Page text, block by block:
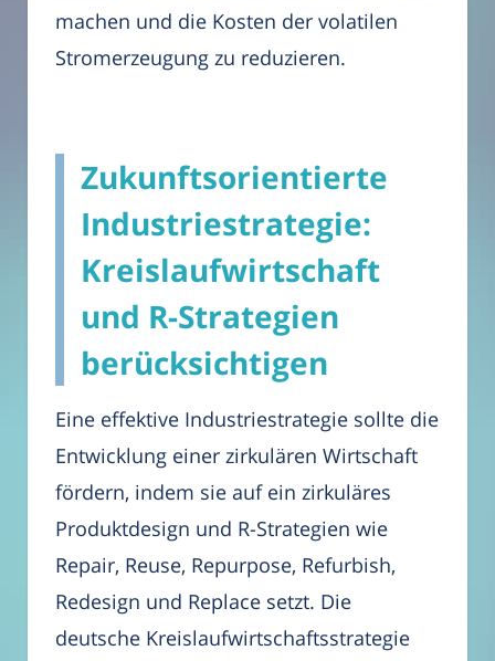
machen und die Kosten der volatilen
Stromerzeugung zu reduzieren.
Zukunftsorientierte
Industriestrategie:
Kreislaufwirtschaft
und R-Strategien
berücksichtigen
Eine effektive Industriestrategie sollte die
Entwicklung einer zirkulären Wirtschaft
fördern, indem sie auf ein zirkuläres
Produktdesign und R-Strategien wie
Repair, Reuse, Repurpose, Refurbish,
Redesign und Replace setzt. Die
deutsche Kreislaufwirtschaftsstrategie